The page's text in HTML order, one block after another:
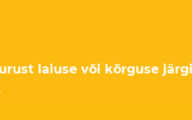
laiuse või kõrguse järgi